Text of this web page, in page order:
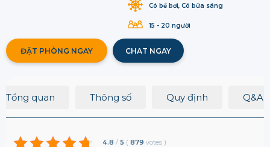
Có bể bơi, Có bữa sáng
15 - 20 người
ĐẶT PHÒNG NGAY CHAT NGAY
Tổng quan Thông số Quy định Q&A
4.8 / 5 ( 879 votes )